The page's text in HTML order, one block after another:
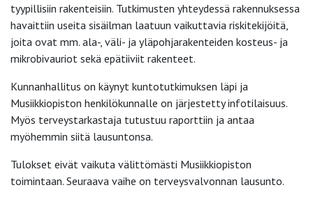
tyypillisiin rakenteisiin. Tutkimusten yhteydessä rakennuksessa
havaittiin useita sisäilman laatuun vaikuttavia riskitekijöitä,
joita ovat mm. ala-, väli- ja yläpohjarakenteiden kosteus- ja
mikrobivauriot sekä epätiiviit rakenteet.
Kunnanhallitus on käynyt kuntotutkimuksen läpi ja
Musiikkiopiston henkilökunnalle on järjestetty infotilaisuus.
Myös terveystarkastaja tutustuu raporttiin ja antaa
myöhemmin siitä lausuntonsa.
Tulokset eivät vaikuta välittömästi Musiikkiopiston
toimintaan. Seuraava vaihe on terveysvalvonnan lausunto.